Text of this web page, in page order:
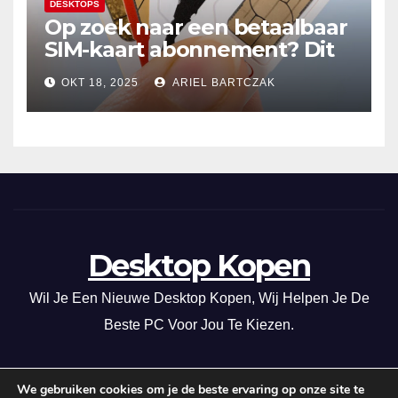
DESKTOPS
Op zoek naar een betaalbaar
SIM-kaart abonnement? Dit
20GB data-abonnement is
super voordelig in Nederland
en de EU!
OKT 18, 2025 ARIEL BARTCZAK
Desktop Kopen
Wil Je Een Nieuwe Desktop Kopen, Wij Helpen Je De
Beste PC Voor Jou Te Kiezen.
We gebruiken cookies om je de beste ervaring op onze site te